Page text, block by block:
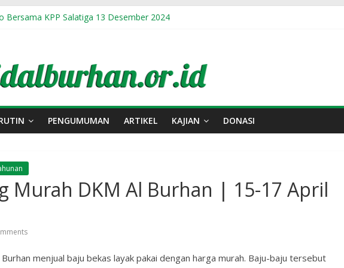
Bersama KPP Salatiga 13 Desember 2024
Juni 2023
& Kepengurusan Jenazah
PENGUMUMAN ARTIKEL KAJIAN DONASI
Murah DKM Al Burhan | 15-17 April
menjual baju bekas layak pakai dengan harga murah. Baju-baju tersebut